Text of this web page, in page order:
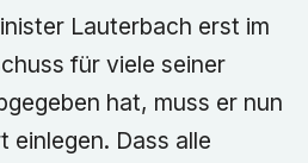
Lauterbach erst im
für viele seiner
hat, muss er nun
einlegen. Dass alle